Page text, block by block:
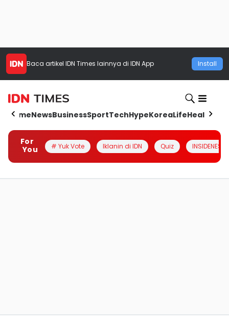
Baca artikel IDN Times lainnya di IDN App Install
HomeNewsBusinessSportTechHypeKoreaLifeHealth
For
You
# Yuk Vote Iklanin di IDN Quiz INSIDENESIA